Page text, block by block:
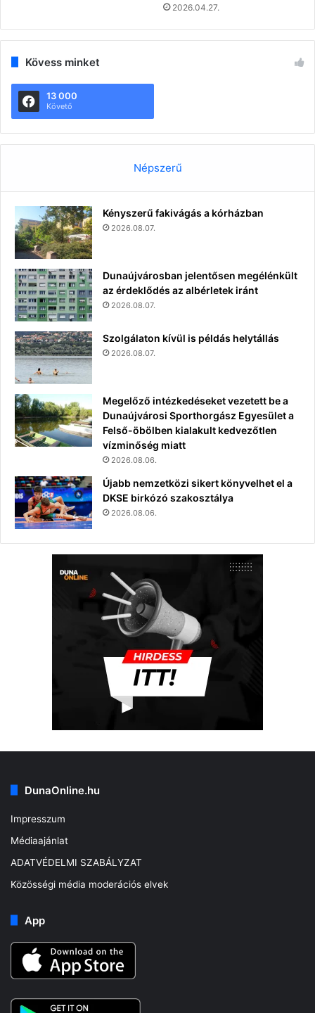
2026.04.27.
Kövess minket
13 000
Követő
Népszerű
Kényszerű fakivágás a kórházban
2026.08.07.
Dunaújvárosban jelentősen megélénkült
az érdeklődés az albérletek iránt
2026.08.07.
Szolgálaton kívül is példás helytállás
2026.08.07.
Megelőző intézkedéseket vezetett be a
Dunaújvárosi Sporthorgász Egyesület a
Felső-öbölben kialakult kedvezőtlen
vízminőség miatt
2026.08.06.
Újabb nemzetközi sikert könyvelhet el a
DKSE birkózó szakosztálya
2026.08.06.
DunaOnline.hu
Impresszum
Médiaajánlat
ADATVÉDELMI SZABÁLYZAT
Közösségi média moderációs elvek
App